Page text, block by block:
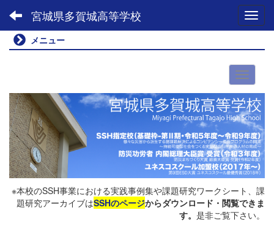
宮城県多賀城高等学校
メニュー
※本校のSSH事業における実践事例集や課題研究ワークシート、課
題研究アーカイブはSSHのページからダウンロード・閲覧できま
す。 是非ご覧下さい。